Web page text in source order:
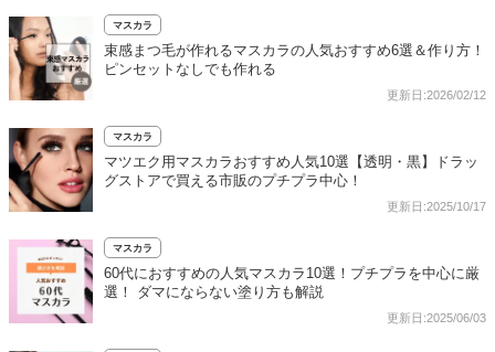
マスカラ
束感まつ毛が作れるマスカラの人気おすすめ6選＆作り方！
ピンセットなしでも作れる
更新日:2026/02/12
マスカラ
マツエク用マスカラおすすめ人気10選【透明・黒】ドラッ
グストアで買える市販のプチプラ中心！
更新日:2025/10/17
マスカラ
60代におすすめの人気マスカラ10選！プチプラを中心に厳
選！ ダマにならない塗り方も解説
更新日:2025/06/03